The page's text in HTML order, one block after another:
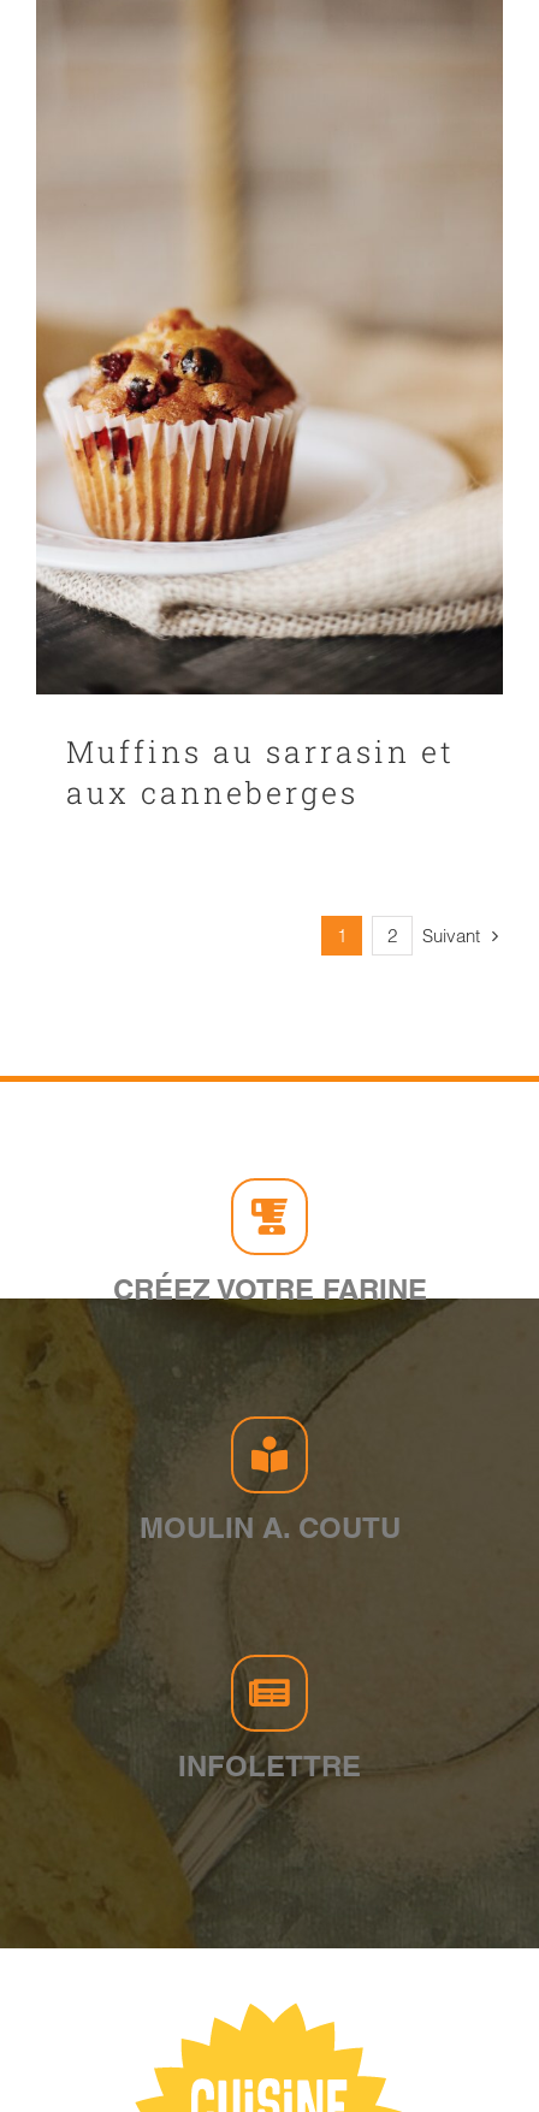
Muffins au sarrasin et
aux canneberges
1 2 Suivant
CRÉEZ VOTRE FARINE
MOULIN A. COUTU
INFOLETTRE